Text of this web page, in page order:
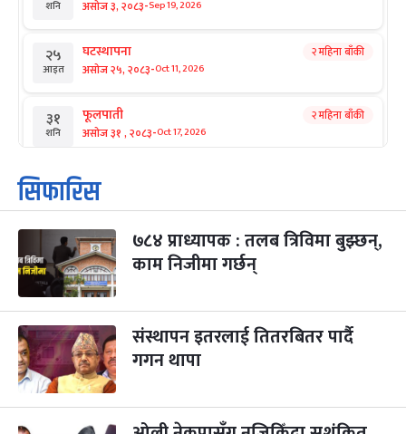
शनि असोज ३, २०८३-Sep 19, 2026
२५
आइत
घटस्थापना
असोज २५, २०८३-Oct 11, 2026
२ महिना बाँकी
३१
शनि
फूलपाती
असोज ३१ , २०८३-Oct 17, 2026
२ महिना बाँकी
१
आइत
कार्तिक सङ्क्रान्ति
कार्तिक १, २०८३
३
मंगल
महानवमी
कार्तिक ३, २०८३-Oct 20, 2026
२ महिना बाँकी
४
बुध कार्तिक ४, २०८३
५
बिहि
पापा‌ङ्कुशा एकादशी व्रत
कार्तिक ५, २०८३
सिफारिस
७८४ प्राध्यापक : तलब त्रिविमा बुझ्छन्,
काम निजीमा गर्छन्
संस्थापन इतरलाई तितरबितर पार्दै
गगन थापा